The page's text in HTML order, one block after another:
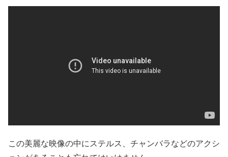
この美麗な映像の中にステルス、チャンバラなどのアクシ